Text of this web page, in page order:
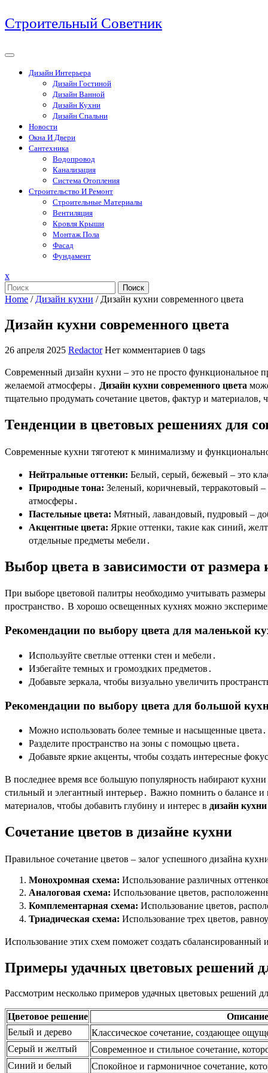
Перейти
к
Строительный Советник
Дизайн Интерьера
Дизайн Гостиной
Дизайн Ванной
Дизайн Кухни
Дизайн Спальни
Новости
Окна И Двери
Сантехника
Водопровод
Канализация
Система Отопления
Строительство И Ремонт
Строительные Материалы
Вентиляция
Кровля Крыши
Монтаж Пола
Фасад
Фундамент
xЗакрыть
меню
Поиск
Home / Дизайн кухни / Дизайн кухни современного цвета
Дизайн кухни современного цвета
26 апреля 2025 Redactor Нет комментариев 0 tags
Современный дизайн кухни – это не просто функциональное
желаемой атмосферы․ Дизайн кухни современного цвета
тщательно продумать сочетание цветов, фактур и
Тенденции в цветовых решениях для
Современные кухни тяготеют к минимализму и
Нейтральные оттенки: Белый, серый, бежевый – это
Природные тона: Зеленый, коричневый, терракотовый
атмосферы․
Пастельные цвета: Мятный, лавандовый, пудровый –
Акцентные цвета: Яркие оттенки, такие как синий,
отдельные предметы мебели․
Выбор цвета в зависимости от
При выборе цветовой палитры необходимо учитывать
пространство․ В хорошо освещенных кухнях можно
Рекомендации по выбору цвета для маленькой
Используйте светлые оттенки стен и мебели․
Избегайте темных и громоздких предметов․
Добавьте зеркала, чтобы визуально увеличить
Рекомендации по выбору цвета для большой
Можно использовать более темные и насыщенные цвета․
Разделите пространство на зоны с помощью цвета․
Добавьте яркие акценты, чтобы создать интересные
В последнее время все большую популярность набирают
стильный и элегантный интерьер․ Важно помнить о балансе и
материалов, чтобы добавить глубину и интерес в дизайн
Сочетание цветов в дизайне кухни
Правильное сочетание цветов – залог успешного дизайна
Монохромная схема: Использование различных
Аналоговая схема: Использование цветов,
Комплементарная схема: Использование цветов,
Триадическая схема: Использование трех цветов,
Использование этих схем поможет создать сбалансированный
Примеры удачных цветовых решений
Рассмотрим несколько примеров удачных цветовых решений
Цветовое решение Описание
Белый и дерево
Классическое сочетание, создающее
Серый и желтый
Современное и стильное сочетание,
Синий и белый
Спокойное и гармоничное сочетание,